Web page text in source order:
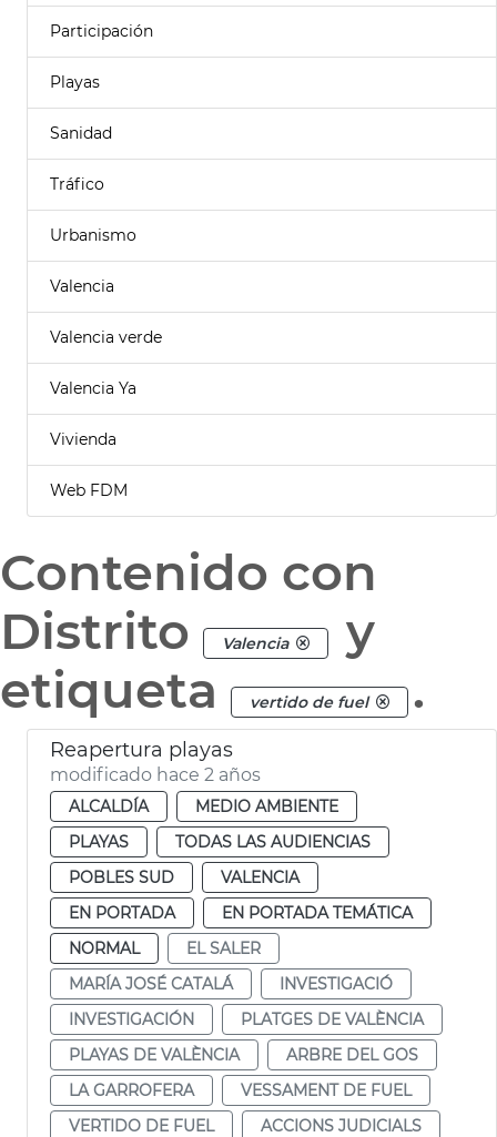
Participación
Playas
Sanidad
Tráfico
Urbanismo
Valencia
Valencia verde
Valencia Ya
Vivienda
Web FDM
Contenido con
Distrito
Valencia
y
etiqueta
vertido de fuel .
Reapertura playas
modificado hace 2 años
ALCALDÍA
MEDIO AMBIENTE
PLAYAS
TODAS LAS AUDIENCIAS
POBLES SUD
VALENCIA
EN PORTADA
EN PORTADA TEMÁTICA
NORMAL
EL SALER
MARÍA JOSÉ CATALÁ
INVESTIGACIÓ
INVESTIGACIÓN
PLATGES DE VALÈNCIA
PLAYAS DE VALÈNCIA
ARBRE DEL GOS
LA GARROFERA
VESSAMENT DE FUEL
VERTIDO DE FUEL
ACCIONS JUDICIALS